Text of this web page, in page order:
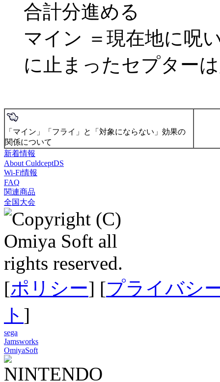
合計分進める
マイン ＝現在地に呪
に止まったセプター
「マイン」「フライ」と「対象にならない」効果の
関係について
新着情報
About CuldceptDS
Wi-Fi情報
FAQ
関連商品
全国大会
[ポリシー] [プライバシ
ト ]
sega
Jamsworks
OmiyaSoft